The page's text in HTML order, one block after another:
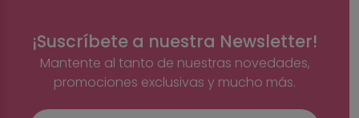
¡Suscríbete a nuestra Newsletter!
Mantente al tanto de nuestras novedades,
promociones exclusivas y mucho más.